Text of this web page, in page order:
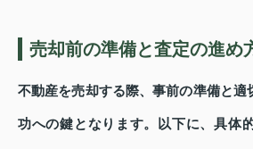
売却前の準備と査定の進め
不動産を売却する際、事前の準備と適
功への鍵となります。以下に、具体